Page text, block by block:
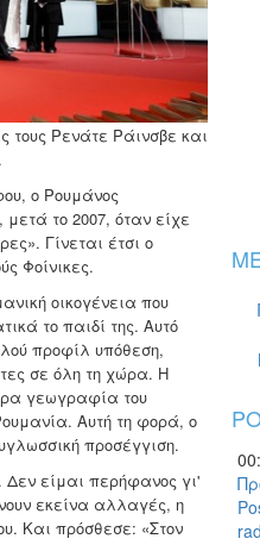
τους Ρενάτε Ράινσβε και
ο Ρουμάνος
το 2007, όταν είχε
Γίνεται έτσι ο
Φοίνικες.
οικογένεια που
το παιδί της. Αυτό
προφίλ υπόθεση,
σε όλη τη χώρα. Η
γεωγραφία του
Αυτή τη φορά, ο
προσέγγιση.
Δεν είμαι περήφανος γι'
εκείνα αλλαγές, η
Και πρόσθεσε: «Στον